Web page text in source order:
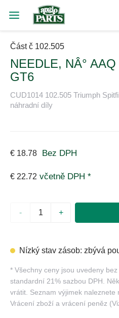
Část č 102.505
NEEDLE, NÂ°
GT6
CUD1014 102.505 Triumph
náhradní díly
€ 18.78 Bez DPH
€ 22.72 včetně DPH *
- +
Nízký stav zásob: zbývá
* Všechny ceny jsou uvedeny
standardní 21% sazbou DPH.
vrátit. Seznam výjimek naleznete
Vrácení zboží a vrácení peněz